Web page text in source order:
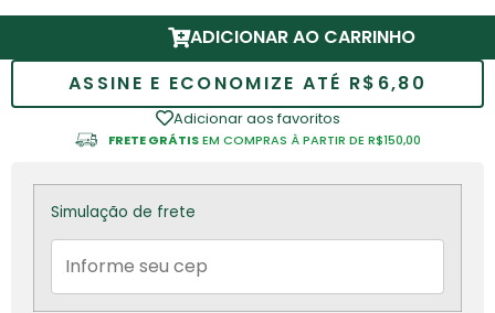
ADICIONAR AO CARRINHO
ASSINE E ECONOMIZE ATÉ R$6,80
Adicionar aos favoritos
FRETE GRÁTISEM COMPRAS À PARTIR DE R$150,00
Simulação de frete